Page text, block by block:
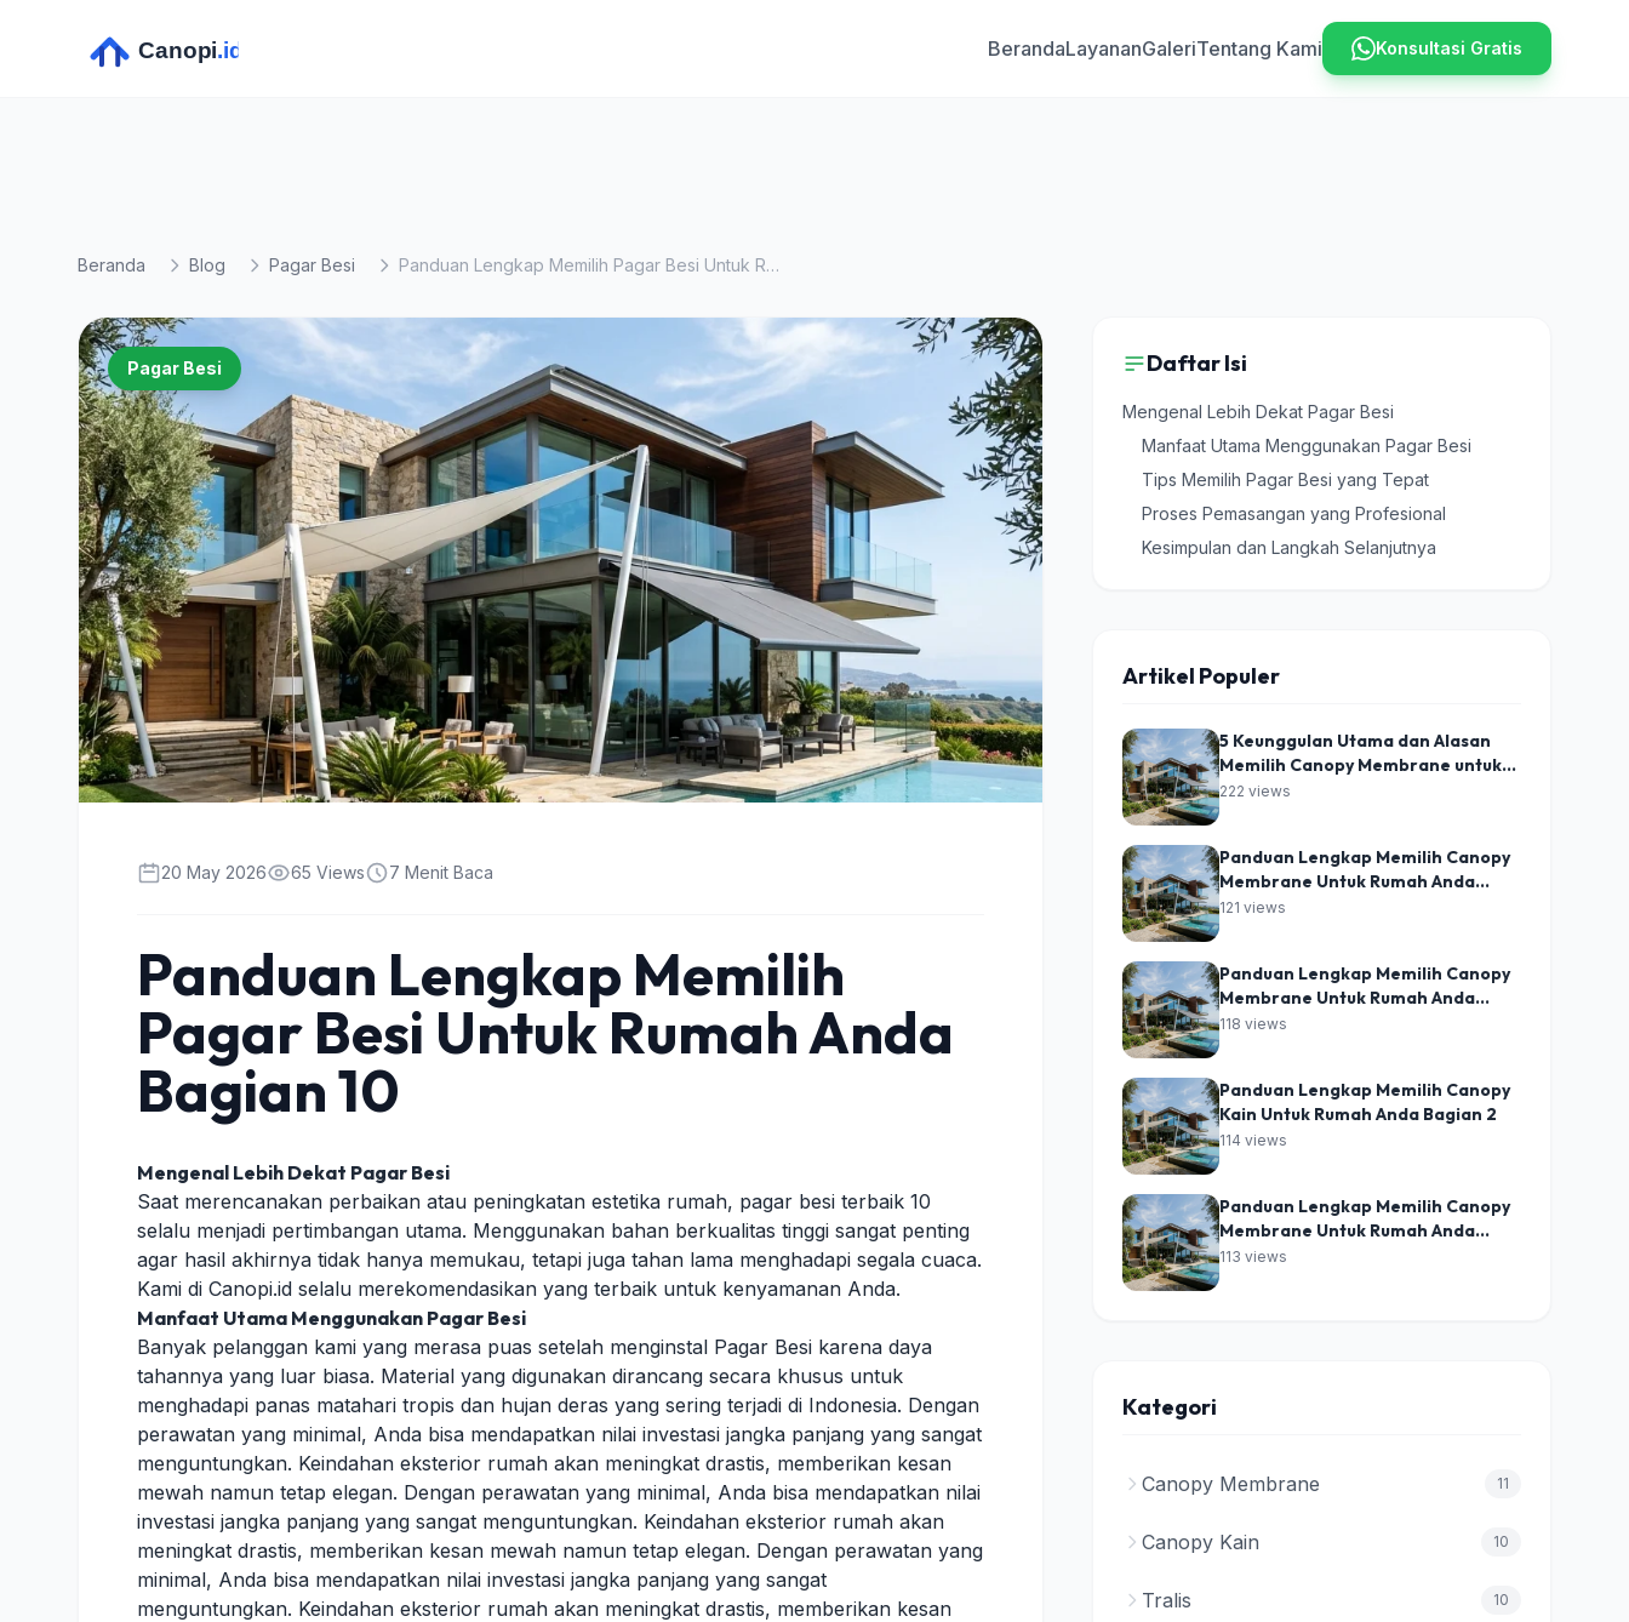
BerandaLayananGaleriTentang Kami Konsultasi Gratis
Beranda Blog Pagar Besi Panduan Lengkap Memilih Pagar Besi Untuk Rumah Anda Bagian 10
Pagar Besi
20 May 2026 65 Views 7 Menit Baca
Panduan Lengkap Memilih
Pagar Besi Untuk Rumah Anda
Bagian 10
Mengenal Lebih Dekat Pagar Besi
Saat merencanakan perbaikan atau peningkatan estetika rumah, pagar besi terbaik 10
selalu menjadi pertimbangan utama. Menggunakan bahan berkualitas tinggi sangat penting
agar hasil akhirnya tidak hanya memukau, tetapi juga tahan lama menghadapi segala cuaca.
Kami di Canopi.id selalu merekomendasikan yang terbaik untuk kenyamanan Anda.
Manfaat Utama Menggunakan Pagar Besi
Banyak pelanggan kami yang merasa puas setelah menginstal Pagar Besi karena daya
tahannya yang luar biasa. Material yang digunakan dirancang secara khusus untuk
menghadapi panas matahari tropis dan hujan deras yang sering terjadi di Indonesia. Dengan
perawatan yang minimal, Anda bisa mendapatkan nilai investasi jangka panjang yang sangat
menguntungkan. Keindahan eksterior rumah akan meningkat drastis, memberikan kesan
mewah namun tetap elegan. Dengan perawatan yang minimal, Anda bisa mendapatkan nilai
investasi jangka panjang yang sangat menguntungkan. Keindahan eksterior rumah akan
meningkat drastis, memberikan kesan mewah namun tetap elegan. Dengan perawatan yang
minimal, Anda bisa mendapatkan nilai investasi jangka panjang yang sangat
menguntungkan. Keindahan eksterior rumah akan meningkat drastis, memberikan kesan
Daftar Isi
Mengenal Lebih Dekat Pagar Besi
Manfaat Utama Menggunakan Pagar Besi
Tips Memilih Pagar Besi yang Tepat
Proses Pemasangan yang Profesional
Kesimpulan dan Langkah Selanjutnya
Artikel Populer
5 Keunggulan Utama dan Alasan
Memilih Canopy Membrane untuk
Bangunan Modern
222 views
Panduan Lengkap Memilih Canopy
Membrane Untuk Rumah Anda
Bagian 5
121 views
Panduan Lengkap Memilih Canopy
Membrane Untuk Rumah Anda
Bagian 9
118 views
Panduan Lengkap Memilih Canopy
Kain Untuk Rumah Anda Bagian 2
114 views
Panduan Lengkap Memilih Canopy
Membrane Untuk Rumah Anda
Bagian 2
113 views
Kategori
Canopy Membrane 11
Canopy Kain 10
Tralis 10